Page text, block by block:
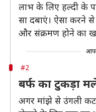
लाभ के लिए हल्दी के
सा दबाएं। ऐसा करने
और संक्रमण होने का
#2
बर्फ का टुकड़ा
अगर मांझे से उंगली